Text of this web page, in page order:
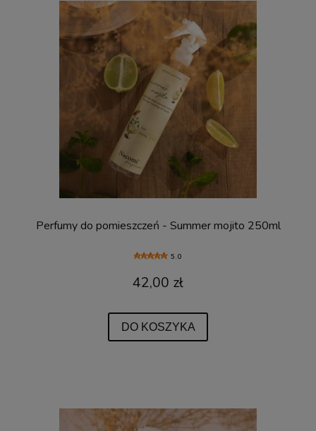
Perfumy do pomieszczeń - Summer mojito 250ml
5.0
42,00 zł
DO KOSZYKA